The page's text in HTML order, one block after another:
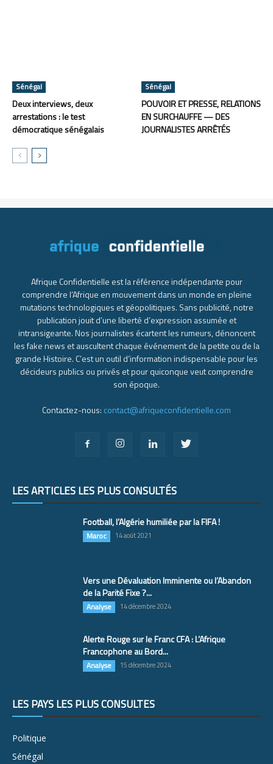
Sénégal
Deux interviews, deux
arrestations : le test
démocratique sénégalais
Sénégal
POUVOIR ET PRESSE, RELATIONS
EN SURCHAUFFE — DES
JOURNALISTES ARRÊTÉS
Afrique Confidentielle est la référence indépendante pour
comprendre l’Afrique en mouvement dans un monde en pleine
mutations technologiques et géopolitiques. Sans publicité, notre
publication jouit d’une liberté d’expression assumée et
intransigeante. Nos journalistes écartent les rumeurs, dénoncent
les fake news et auscultent chaque événement de la petite ou de la
grande Histoire. C’est un outil d’information indispensable pour les
décideurs publics ou privés et pour quiconque veut comprendre
son époque.
Contactez-nous: contact@afriqueconfidentielle.com
LES ARTICLES LES PLUS CONSULTÉS
Football, l’Algérie humiliée par la FIFA !
Maroc 14 août 2021
Vers une Dévaluation Imminente ou l’Abandon
de la Parité Fixe ?...
Analyse 14 décembre 2024
Alerte Rouge sur le Franc CFA : L’Afrique
Francophone au Bord...
Analyse 15 décembre 2024
LES PAYS LES PLUS CONSULTÉS
Politique
Sénégal